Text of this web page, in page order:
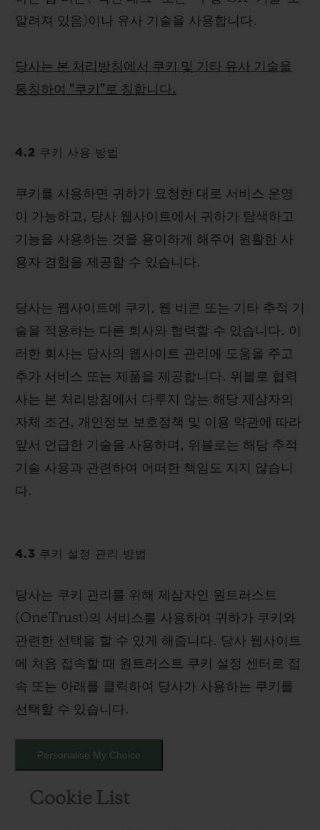
알려져 있음)이나 유사 기술을 사용합니다.
당사는 본 처리방침에서 쿠키 및 기타 유사 기술을
통칭하여 "쿠키"로 칭합니다.
4.2 쿠키 사용 방법
쿠키를 사용하면 귀하가 요청한 대로 서비스 운영
이 가능하고, 당사 웹사이트에서 귀하가 탐색하고
기능을 사용하는 것을 용이하게 해주어 원활한 사
용자 경험을 제공할 수 있습니다.
당사는 웹사이트에 쿠키, 웹 비콘 또는 기타 추적 기
술을 적용하는 다른 회사와 협력할 수 있습니다. 이
러한 회사는 당사의 웹사이트 관리에 도움을 주고
추가 서비스 또는 제품을 제공합니다. 위블로 협력
사는 본 처리방침에서 다루지 않는 해당 제삼자의
자체 조건, 개인정보 보호정책 및 이용 약관에 따라
앞서 언급한 기술을 사용하며, 위블로는 해당 추적
기술 사용과 관련하여 어떠한 책임도 지지 않습니
다.
4.3 쿠키 설정 관리 방법
당사는 쿠키 관리를 위해 제삼자인 원트러스트
(OneTrust)의 서비스를 사용하여 귀하가 쿠키와
관련한 선택을 할 수 있게 해줍니다. 당사 웹사이트
에 처음 접속할 때 원트러스트 쿠키 설정 센터로 접
속 또는 아래를 클릭하여 당사가 사용하는 쿠키를
선택할 수 있습니다.
Personalise My Choice
Cookie List